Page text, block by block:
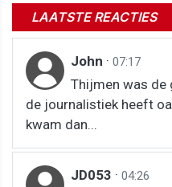
LAATSTE REACTIES
John · 07:17
Thijmen was
de journalistiek heeft
kwam dan...
JD053 · 04:26